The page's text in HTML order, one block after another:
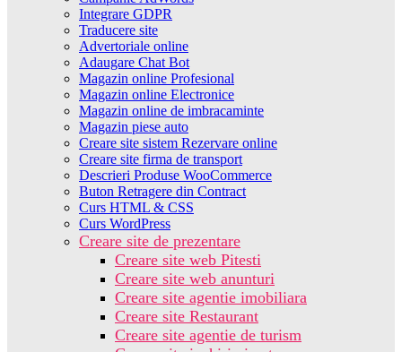
Integrare GDPR
Traducere site
Advertoriale online
Adaugare Chat Bot
Magazin online Profesional
Magazin online Electronice
Magazin online de imbracaminte
Magazin piese auto
Creare site sistem Rezervare online
Creare site firma de transport
Descrieri Produse WooCommerce
Buton Retragere din Contract
Curs HTML & CSS
Curs WordPress
Creare site de prezentare
Creare site web Pitesti
Creare site web anunturi
Creare site agentie imobiliara
Creare site Restaurant
Creare site agentie de turism